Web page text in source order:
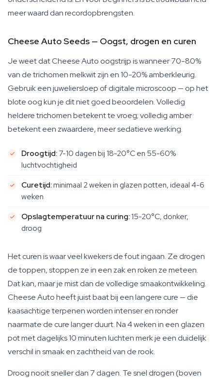
meer waard dan recordopbrengsten.
Cheese Auto Seeds — Oogst, drogen en curen
Je weet dat Cheese Auto oogstrijp is wanneer 70-80%
van de trichomen melkwit zijn en 10-20% amberkleurig.
Gebruik een juweliersloep of digitale microscoop — op het
blote oog kun je dit niet goed beoordelen. Volledig
heldere trichomen betekent te vroeg; volledig amber
betekent een zwaardere, meer sedatieve werking.
Droogtijd:7-10 dagen bij 18-20°C en 55-60%
luchtvochtigheid
Curetijd:minimaal 2 weken in glazen potten, ideaal 4-6
weken
Opslagtemperatuur na curing:15-20°C, donker,
droog
Het curen is waar veel kwekers de fout ingaan. Ze drogen
de toppen, stoppen ze in een zak en roken ze meteen.
Dat kan, maar je mist dan de volledige smaakontwikkeling.
Cheese Auto heeft juist baat bij een langere cure — die
kaasachtige terpenen worden intenser en ronder
naarmate de cure langer duurt. Na 4 weken in een glazen
pot met dagelijks 10 minuten luchten merk je een duidelijk
verschil in smaak en zachtheid van de rook.
Droog nooit sneller dan 7 dagen. Te snel drogen (boven